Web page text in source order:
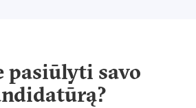
pasiūlyti savo